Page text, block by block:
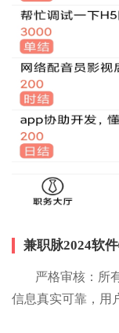
兼职脉2024软
严格审核：所
信息真实可靠，用